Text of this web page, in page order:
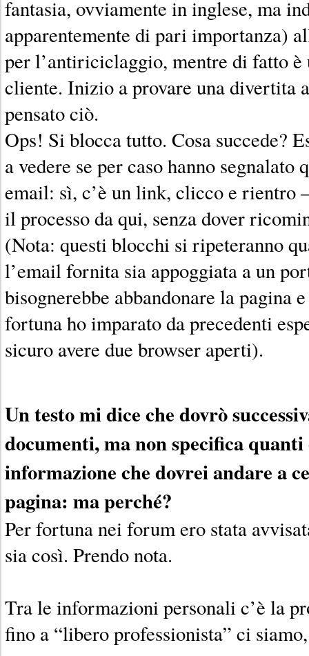
fantasia, ovviamente in inglese, ma
apparentemente di pari importanza)
per l’antiriciclaggio, mentre di fatto
cliente. Inizio a provare una divertita
pensato ciò.
Ops! Si blocca tutto. Cosa succede?
a vedere se per caso hanno segnalato
email: sì, c’è un link, clicco e rientro
il processo da qui, senza dover
(Nota: questi blocchi si ripeteranno
l’email fornita sia appoggiata a un
bisognerebbe abbandonare la pagina
fortuna ho imparato da precedenti
sicuro avere due browser aperti).
Un testo mi dice che dovrò
documenti, ma non specifica quanti
informazione che dovrei andare a
pagina: ma perché?
Per fortuna nei forum ero stata
sia così. Prendo nota.
Tra le informazioni personali c’è la
fino a “libero professionista” ci